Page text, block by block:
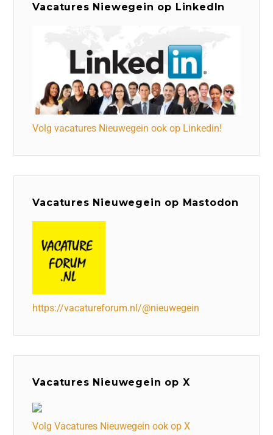
Vacatures Niewegein op LinkedIn
Volg vacatures Nieuwegein ook op Linkedin!
Vacatures Nieuwegein op Mastodon
https://vacatureforum.nl/@nieuwegein
Vacatures Nieuwegein op X
Volg Vacatures Nieuwegein ook op X